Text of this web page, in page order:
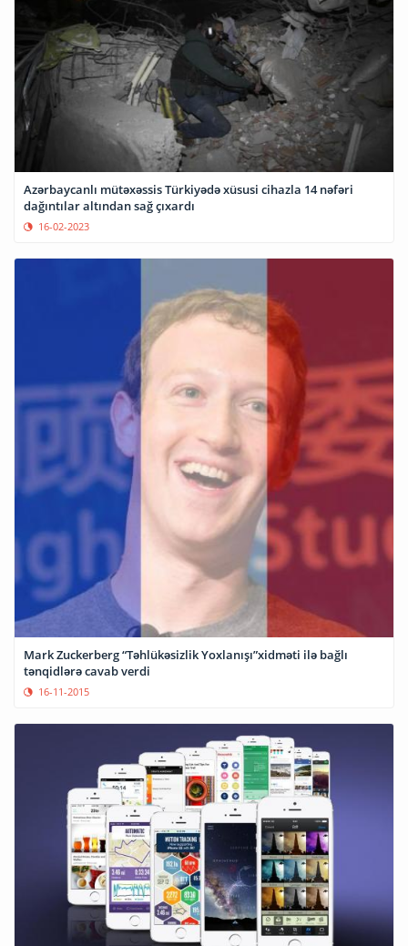
Azərbaycanlı mütəxəssis Türkiyədə xüsusi cihazla 14 nəfəri
dağıntılar altından sağ çıxardı
16-02-2023
Mark Zuckerberg “Təhlükəsizlik Yoxlanışı”xidməti ilə bağlı
tənqidlərə cavab verdi
16-11-2015